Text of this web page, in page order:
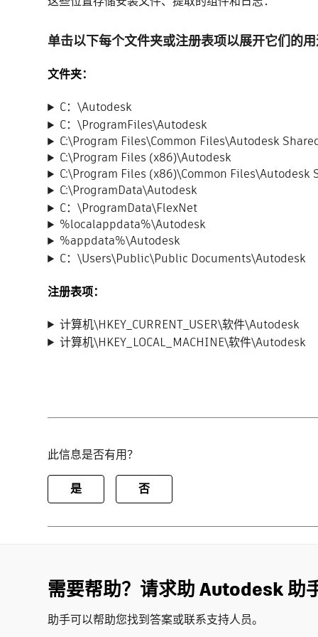
单击以下每个文件夹或注册表项以展开它们的
文件夹：
C：\Autodesk
C：\ProgramFiles\Autodesk
C:\Program Files\Common Files\Autodesk
C:\Program Files (x86)\Autodesk
C:\Program Files (x86)\Common Files\Autodesk
C:\ProgramData\Autodesk
C：\ProgramData\FlexNet
%localappdata%\Autodesk
%appdata%\Autodesk
C：\Users\Public\Public Documents\Autodesk
注册表项：
计算机\HKEY_CURRENT_USER\软件\Autodesk
计算机\HKEY_LOCAL_MACHINE\软件\Autodesk
此信息是否有用？
是 否
需要帮助？请求助 Autodesk 助手
助手可以帮助您找到答案或联系支持人员。